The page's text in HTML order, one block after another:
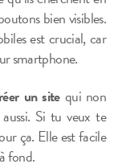
bien visibles.
est crucial, car
smartphone.
un sitequi non
Si tu veux te
ça. Elle est facile
fond.